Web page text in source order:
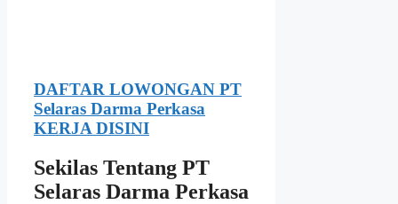
DAFTAR LOWONGAN PT
Selaras Darma Perkasa
KERJA DISINI
Sekilas Tentang PT
Selaras Darma Perkasa